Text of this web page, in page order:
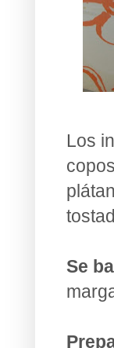
Los
Se